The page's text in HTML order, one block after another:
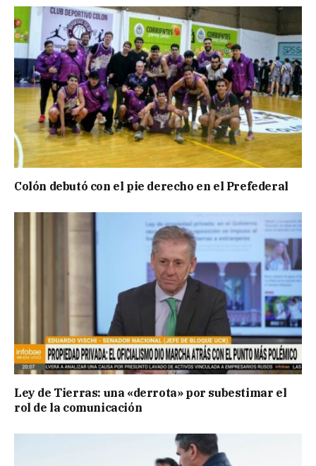
Colón debutó con el pie derecho en el Prefederal
Ley de Tierras: una «derrota» por subestimar el
rol de la comunicación